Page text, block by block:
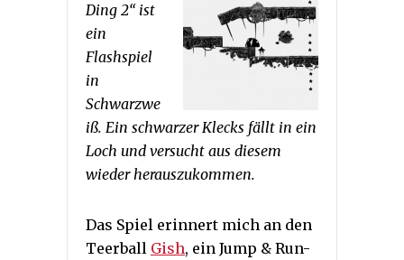
Ding 2“ ist
ein
Flashspiel
in
Schwarzwe
iß. Ein schwarzer Klecks fällt in ein
Loch und versucht aus diesem
wieder herauszukommen.
Das Spiel erinnert mich an den
Teerball Gish, ein Jump & Run-